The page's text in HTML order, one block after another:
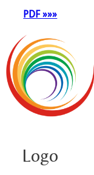
PDF »»»
Logo